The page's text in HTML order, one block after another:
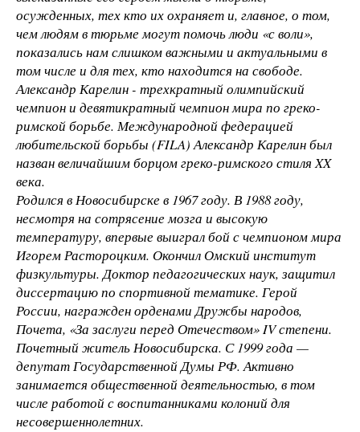
осужденных, тех кто их охраняет и, главное, о том,
чем людям в тюрьме могут помочь люди «с воли»,
показались нам слишком важными и актуальными в
том числе и для тех, кто находится на свободе.
Александр Карелин - трехкратный олимпийский
чемпион и девятикратный чемпион мира по греко-
римской борьбе. Международной федерацией
любительской борьбы (FILA) Александр Карелин был
назван величайшим борцом греко-римского стиля XX
века.
Родился в Новосибирске в 1967 году. В 1988 году,
несмотря на сотрясение мозга и высокую
температуру, впервые выиграл бой с чемпионом мира
Игорем Растороцким. Окончил Омский институт
физкультуры. Доктор педагогических наук, защитил
диссертацию по спортивной тематике. Герой
России, награжден орденами Дружбы народов,
Почета, «За заслуги перед Отечеством» IV степени.
Почетный житель Новосибирска. С 1999 года —
депутат Государственной Думы РФ. Активно
занимается общественной деятельностью, в том
числе работой с воспитанниками колоний для
несовершеннолетних.